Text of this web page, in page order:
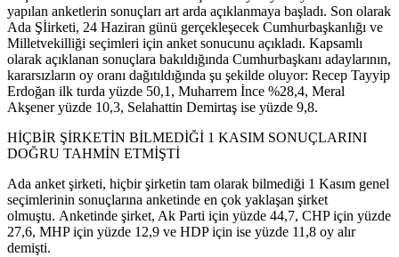
yapılan anketlerin sonuçları art arda açıklanmaya başladı. Son olarak
Ada Şİirketi, 24 Haziran günü gerçekleşecek Cumhurbaşkanlığı ve
Milletvekilliği seçimleri için anket sonucunu açıkladı. Kapsamlı
olarak açıklanan sonuçlara bakıldığında Cumhurbaşkanı adaylarının,
kararsızların oy oranı dağıtıldığında şu şekilde oluyor: Recep Tayyip
Erdoğan ilk turda yüzde 50,1, Muharrem İnce %28,4, Meral
Akşener yüzde 10,3, Selahattin Demirtaş ise yüzde 9,8.
HİÇBİR ŞİRKETİN BİLMEDİĞİ 1 KASIM SONUÇLARINI
DOĞRU TAHMİN ETMİŞTİ
Ada anket şirketi, hiçbir şirketin tam olarak bilmediği 1 Kasım genel
seçimlerinin sonuçlarına anketinde en çok yaklaşan şirket
olmuştu. Anketinde şirket, Ak Parti için yüzde 44,7, CHP için yüzde
27,6, MHP için yüzde 12,9 ve HDP için ise yüzde 11,8 oy alır
demişti.